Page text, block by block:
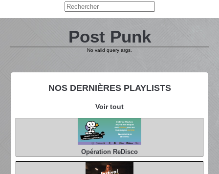
NOS DERNIÈRES PLAYLISTS
Voir tout
Opération ReDisco
Post Punk
No valid query args.